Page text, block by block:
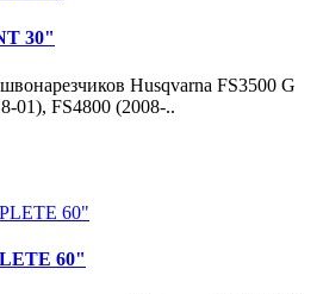
30"
Husqvarna FS3500 G
01), FS4800 (2008-..
60"